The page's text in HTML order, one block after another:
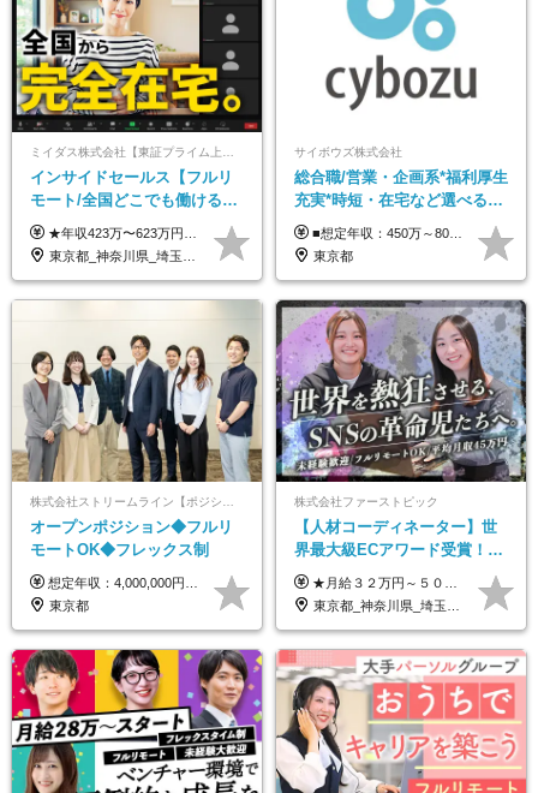
インサイドセールス【フルリ
モート/全国どこでも働ける】
未経験OK*土日祝休み*残業少
なめ*在宅勤務手当あり
★年収423万〜623万円のモデルあり（想定時間外手当10時間分含む） ★半年に一度ドカンと支給のボーナスあり（半年に1度最大150万円） 月給25万円〜＋各種手当＋インセンティブ ＊リモートワーク手当（4000円/月） ＊リモートワーク一時金（1万5000円） ＊残業手当全額支給 ※経験・スキルにより月給を決定します ※試用期間：2ヵ月あり。期間中の雇用形態・給与・待遇に変更はありません 《頑張りはインセンティブとして還元！》 当社は5段階の評価制度を導入。 半期に1回の評価で最高ランク（5点）を獲得したメンバーには、 150万円のインセンティブを支給！ これが半年に一度のインセンティブとして支給されるため、 成果を出した分だけまとまった収入を得られる仕組みです。 【固定残業代について】 なし（残業代は、実際の労働時間に応じて別途全額支給）
東京都_神奈川県_埼玉県_千葉県_大阪府_愛知県_北海道_青森県_岩手県_宮城県_秋田県_山形県_福島県_茨城県_栃木県_群馬県_新潟県_山梨県_長野県_富山県_石川県_福井県_静岡県_岐阜県_三重県_兵庫県_京都府_滋賀県_奈良県_和歌山県_広島県_岡山県_鳥取県_島根県_山口県_徳島県_香川県_愛媛県_高知県_福岡県_熊本県_佐賀県_長崎県_大分県_宮崎県_鹿児島県_沖縄県
サイボウズ株式会社
総合職/営業・企画系*福利厚生
充実*時短・在宅など選べる働
き方*賞与年2回
■想定年収：450万～800万円（基本給12ヶ月分＋賞与2ヶ月分） ※上記想定年収はフルタイムの働き方を想定しています。 それ以外の働き方（勤務日数、時短、固定残業時間数の変更など）の場合 上記想定年収の支給を確約するものではありません ※賞与は全社の業績に応じて変動の可能性があります ※ご経験・スキルを考慮のうえ、当社規定により優遇します （試用期間3ヶ月有/給与・待遇に差異なし） ■昇給年1回 ■賞与年2回（2月・8月）
東京都
オープンポジション◆フルリ
モートOK◆フレックス制
想定年収：4,000,000円 ～ 8,000,000円 月給：288,000円 ～ 570,000円 ※ご経験・能力に応じて決定いたします。 ※上記額にはみなし残業代を含みます。 ※超過分は全額支給いたします。 ※みなし残業代 45,000円 ～ 89,050円／月 ※みなし残業時間 20時間／月 ※試用期間：3ヶ月（試用期間中の待遇に差異はありません） 【固定残業代について】 固定残業20時間分（45,000円～89,050円）を含む ※超過分は別途全額支給
東京都
株式会社ファーストピック
【人材コーディネーター】世
界最大級ECアワード受賞！フ
ルリモート／未経験◎／月給
３２万円～／年休１３０日以
上／
★月給３２万円～５０万円＋インセンティブ賞与＋決算賞与★ （30時間の固定残業代、一律月54,750円を含む。超過分は支給） ※経験・スキルを考慮の上、決定 ※昇給：随時あり 【インセンティブについて】 自社サービスを提案し、サービス化した場合、一部の利益をインセンティブとして還元します。 試用期間中（6か月間）は、下記の給与となります。 【一都三県、大阪、名古屋、福岡の方】 月給２４万円～＋役職手当＋インセンティブ賞与 【一都三県以外の関東圏、九州、東北、北海道、その他地域の方】 月給２０万円～＋役職手当＋インセンティブ賞与 ※試用期間6ヶ月 ※試用期間中の待遇・福利厚生に差異はなし
東京都_神奈川県_埼玉県_千葉県_大阪府_愛知県_北海道_青森県_岩手県_宮城県_秋田県_山形県_福島県_茨城県_栃木県_群馬県_静岡県_岐阜県_三重県_兵庫県_京都府_滋賀県_奈良県_和歌山県_広島県_岡山県_鳥取県_島根県_山口県_福岡県_熊本県_佐賀県_長崎県_大分県_宮崎県_鹿児島県